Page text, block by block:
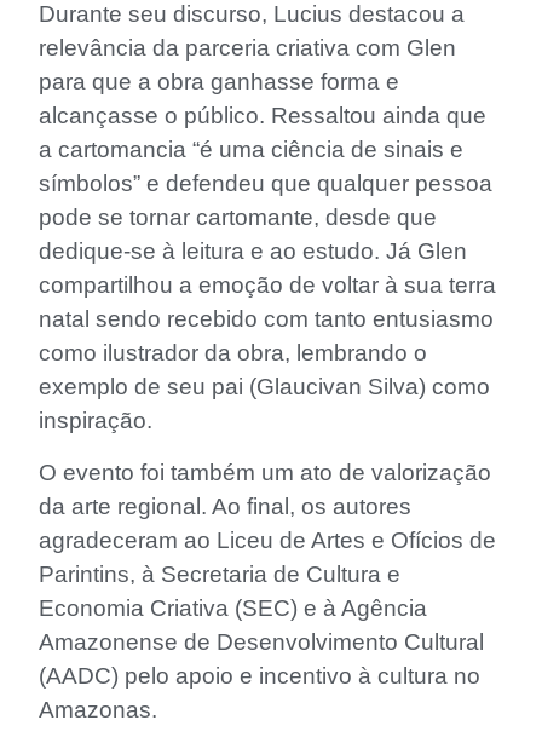
Durante seu discurso, Lucius destacou a
relevância da parceria criativa com Glen
para que a obra ganhasse forma e
alcançasse o público. Ressaltou ainda que
a cartomancia “é uma ciência de sinais e
símbolos” e defendeu que qualquer pessoa
pode se tornar cartomante, desde que
dedique-se à leitura e ao estudo. Já Glen
compartilhou a emoção de voltar à sua terra
natal sendo recebido com tanto entusiasmo
como ilustrador da obra, lembrando o
exemplo de seu pai (Glaucivan Silva) como
inspiração.
O evento foi também um ato de valorização
da arte regional. Ao final, os autores
agradeceram ao Liceu de Artes e Ofícios de
Parintins, à Secretaria de Cultura e
Economia Criativa (SEC) e à Agência
Amazonense de Desenvolvimento Cultural
(AADC) pelo apoio e incentivo à cultura no
Amazonas.